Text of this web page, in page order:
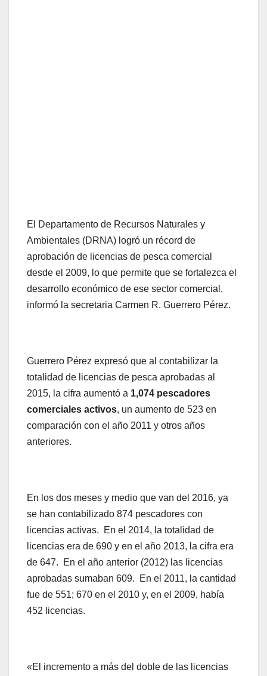
El Departamento de Recursos Naturales y
Ambientales (DRNA) logró un récord de
aprobación de licencias de pesca comercial
desde el 2009, lo que permite que se fortalezca el
desarrollo económico de ese sector comercial,
informó la secretaria Carmen R. Guerrero Pérez.
Guerrero Pérez expresó que al contabilizar la
totalidad de licencias de pesca aprobadas al
2015, la cifra aumentó a 1,074 pescadores
comerciales activos, un aumento de 523 en
comparación con el año 2011 y otros años
anteriores.
En los dos meses y medio que van del 2016, ya
se han contabilizado 874 pescadores con
licencias activas. En el 2014, la totalidad de
licencias era de 690 y en el año 2013, la cifra era
de 647. En el año anterior (2012) las licencias
aprobadas sumaban 609. En el 2011, la cantidad
fue de 551; 670 en el 2010 y, en el 2009, había
452 licencias.
«El incremento a más del doble de las licencias